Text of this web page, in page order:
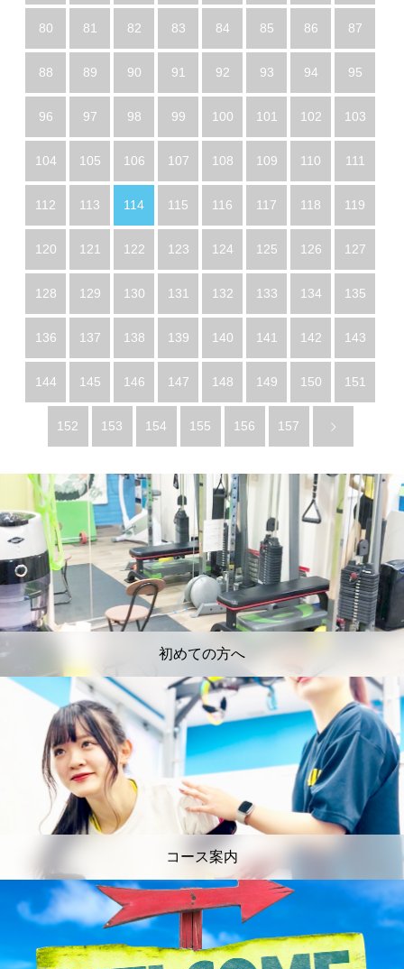
80 81 82 83 84 85 86 87
88 89 90 91 92 93 94 95
96 97 98 99 100 101 102 103
104 105 106 107 108 109 110 111
112 113 114 115 116 117 118 119
120 121 122 123 124 125 126 127
128 129 130 131 132 133 134 135
136 137 138 139 140 141 142 143
144 145 146 147 148 149 150 151
152 153 154 155 156 157
初めての方へ
コース案内